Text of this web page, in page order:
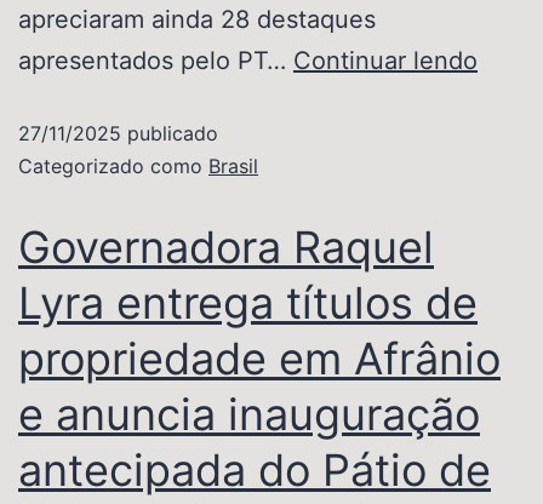
apreciaram ainda 28 destaques
apresentados pelo PT… Continuar lendo
27/11/2025 publicado
Categorizado como Brasil
Governadora Raquel
Lyra entrega títulos de
propriedade em Afrânio
e anuncia inauguração
antecipada do Pátio de